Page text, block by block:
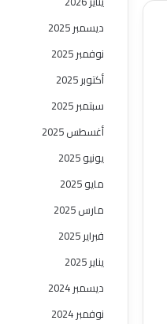
ديسمبر 2025
نوفمبر 2025
أكتوبر 2025
سبتمبر 2025
أغسطس 2025
يونيو 2025
مايو 2025
مارس 2025
فبراير 2025
يناير 2025
ديسمبر 2024
نوفمبر 2024